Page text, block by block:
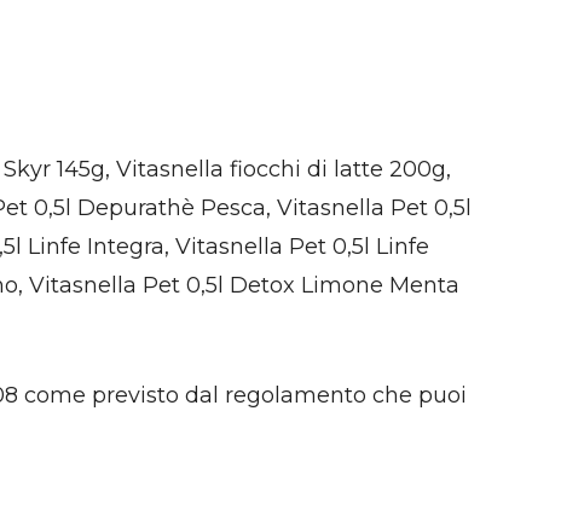
145g, Vitasnella fiocchi di latte 200g,
0,5l Depurathè Pesca, Vitasnella Pet 0,5l
Linfe Integra, Vitasnella Pet 0,5l Linfe
Vitasnella Pet 0,5l Detox Limone Menta
come previsto dal regolamento che puoi